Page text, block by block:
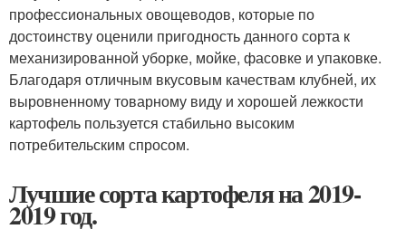
профессиональных овощеводов, которые по
достоинству оценили пригодность данного сорта к
механизированной уборке, мойке, фасовке и упаковке.
Благодаря отличным вкусовым качествам клубней, их
выровненному товарному виду и хорошей лежкости
картофель пользуется стабильно высоким
потребительским спросом.
Лучшие сорта картофеля на 2019-
2019 год.